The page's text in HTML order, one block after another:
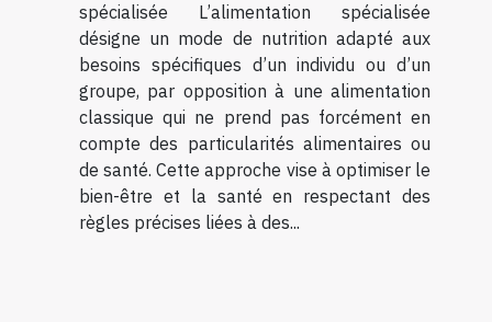
spécialisée L’alimentation spécialisée
désigne un mode de nutrition adapté aux
besoins spécifiques d’un individu ou d’un
groupe, par opposition à une alimentation
classique qui ne prend pas forcément en
compte des particularités alimentaires ou
de santé. Cette approche vise à optimiser le
bien-être et la santé en respectant des
règles précises liées à des...